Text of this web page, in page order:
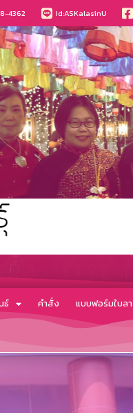
4362 id:ASKalasinU
ธ์ คำสั่ง แบบฟอร์มใบลา